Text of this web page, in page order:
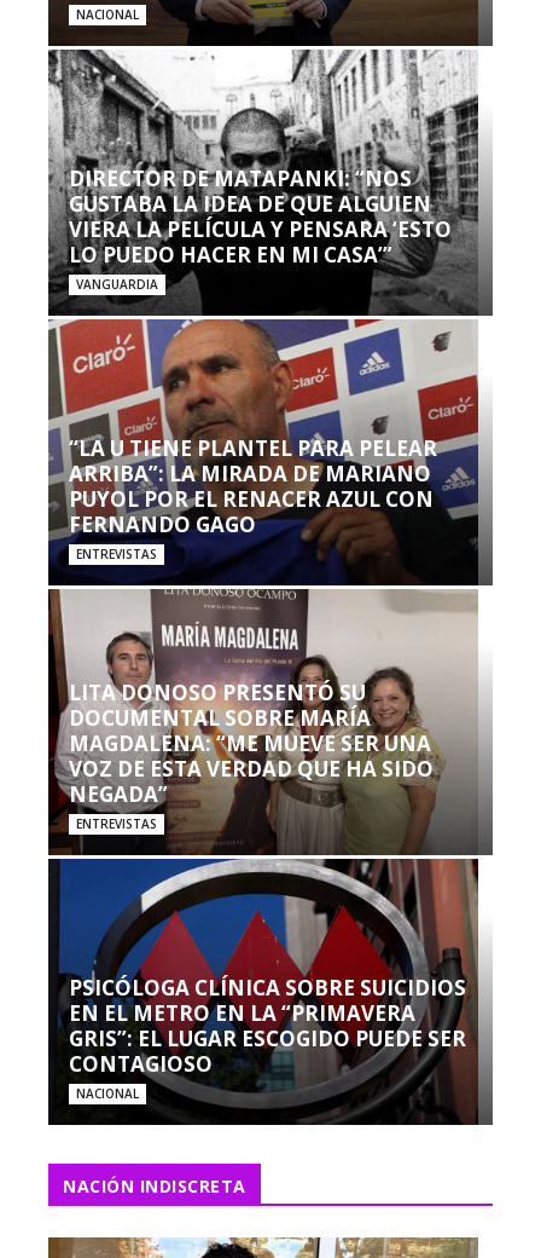
NACIONAL
DIRECTOR DE MATAPANKI: “NOS
GUSTABA LA IDEA DE QUE ALGUIEN
VIERA LA PELÍCULA Y PENSARA ‘ESTO
LO PUEDO HACER EN MI CASA’”
VANGUARDIA
“LA U TIENE PLANTEL PARA PELEAR
ARRIBA”: LA MIRADA DE MARIANO
PUYOL POR EL RENACER AZUL CON
FERNANDO GAGO
ENTREVISTAS
LITA DONOSO PRESENTÓ SU
DOCUMENTAL SOBRE MARÍA
MAGDALENA: “ME MUEVE SER UNA
VOZ DE ESTA VERDAD QUE HA SIDO
NEGADA”
ENTREVISTAS
PSICÓLOGA CLÍNICA SOBRE SUICIDIOS
EN EL METRO EN LA “PRIMAVERA
GRIS”: EL LUGAR ESCOGIDO PUEDE SER
CONTAGIOSO
NACIONAL
NACIÓN INDISCRETA